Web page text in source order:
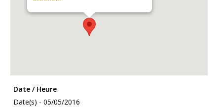
Date / Heure
Date(s) - 05/05/2016